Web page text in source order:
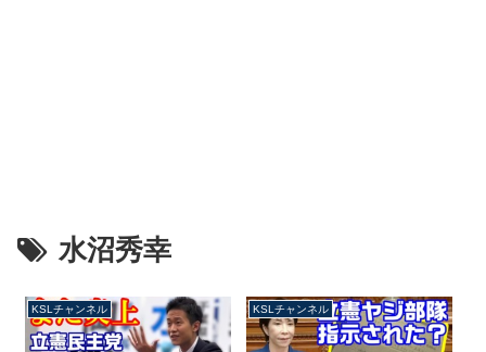
水沼秀幸
KSLチャンネル KSLチャンネル